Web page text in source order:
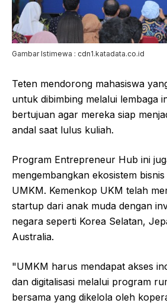
Gambar Istimewa : cdn1.katadata.co.id
Teten mendorong mahasiswa
untuk dibimbing melalui lembaga
bertujuan agar mereka siap
andal saat lulus kuliah.
Program Entrepreneur Hub ini
mengembangkan ekosistem
UMKM. Kemenkop UKM telah
startup dari anak muda dengan
negara seperti Korea Selatan,
Australia.
"UMKM harus mendapat akses
dan digitalisasi melalui program
bersama yang dikelola oleh